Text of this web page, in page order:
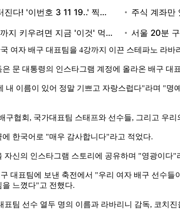
여자 배구 대표팀을 4강까지 이끈 스테파노 라
은 문 대통령의 인스타그램 계정에 올라온 배구 대
내 이름이 있어 정말 기쁘고 자랑스럽다"라며 "
구협회, 국가대표팀 스태프와 선수들, 그리고 우
한국어로 "매우 감사합니다"라고 적었다.
자신의 인스타그램 스토리에 공유하며 "영광이다"
대표팀에 보낸 축전에서 "우리 여자 배구 선수
을 느꼈다"고 전했다.
표팀 선수 열두 명의 이름과 라바리니 감독, 코치